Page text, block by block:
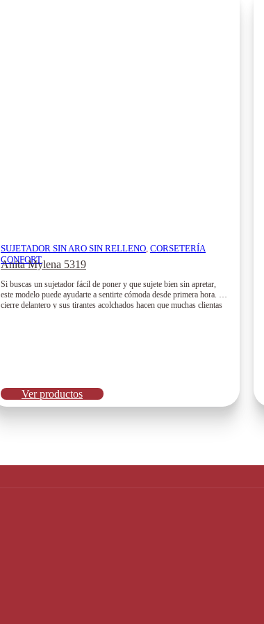
SUJETADOR SIN ARO SIN RELLENO, CORSETERÍA
CONFORT
Anita Mylena 5319
Si buscas un sujetador fácil de poner y que sujete bien sin apretar,
este modelo puede ayudarte a sentirte cómoda desde primera hora. Su
cierre delantero y sus tirantes acolchados hacen que muchas clientas
Ver productos